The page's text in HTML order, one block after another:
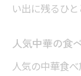
い出に残るひ
人気中華の食
人気の中華食